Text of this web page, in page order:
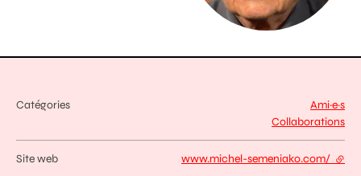
Catégories
Ami·e·s
Collaborations
Site web www.michel-semeniako.com/ -